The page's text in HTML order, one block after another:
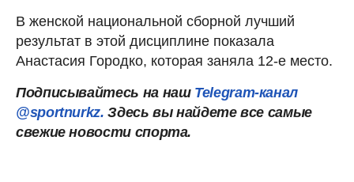
В женской национальной сборной лучший
результат в этой дисциплине показала
Анастасия Городко, которая заняла 12-е место.
Подписывайтесь на наш Telegram-канал
@sportnurkz.Здесь вы найдете все самые
свежие новости спорта.